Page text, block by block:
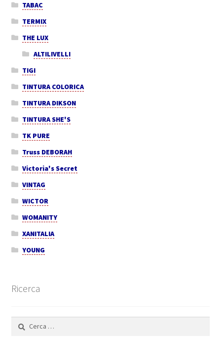
TABAC
TERMIX
THE LUX
ALTILIVELLI
TIGI
TINTURA COLORICA
TINTURA DIKSON
TINTURA SHE'S
TK PURE
Truss DEBORAH
Victoria's Secret
VINTAG
WICTOR
WOMANITY
XANITALIA
YOUNG
Ricerca
Ricerca